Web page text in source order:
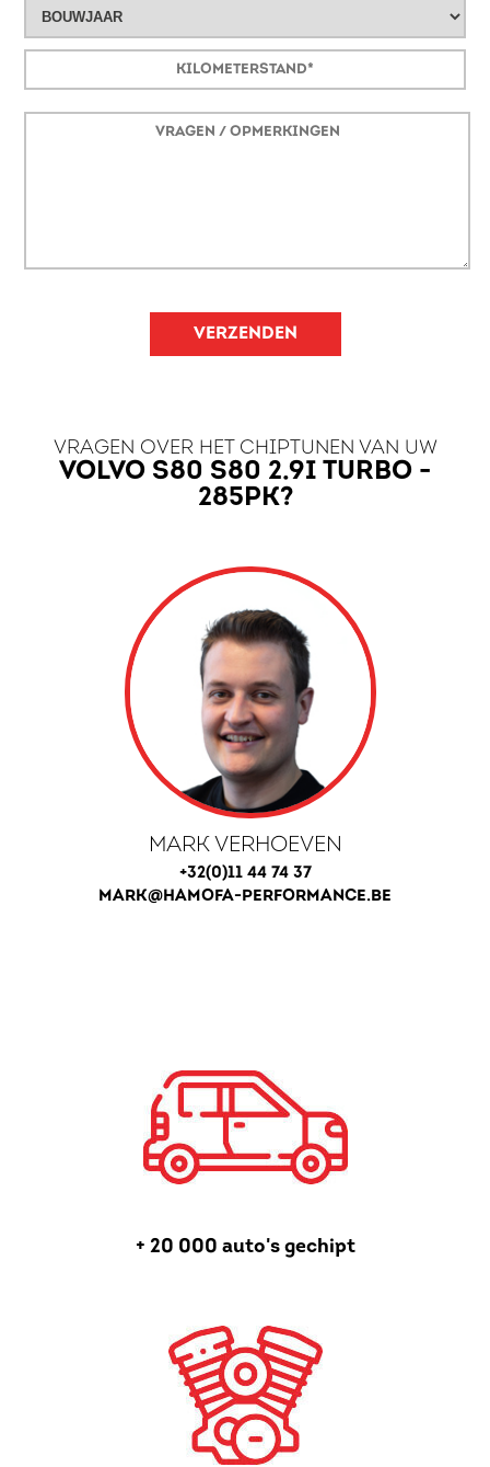
VERZENDEN
VRAGEN OVER HET CHIPTUNEN VAN UW
VOLVO S80 S80 2.9I TURBO -
285PK?
MARK VERHOEVEN
+32(0)11 44 74 37
MARK@HAMOFA-PERFORMANCE.BE
+ 20 000 auto's gechipt